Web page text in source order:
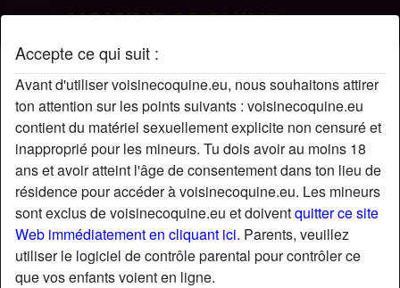
Accepte ce qui suit :
Avant d'utiliser voisinecoquine.eu, nous souhaitons attirer
ton attention sur les points suivants : voisinecoquine.eu
contient du matériel sexuellement explicite non censuré et
inapproprié pour les mineurs. Tu dois avoir au moins 18
ans et avoir atteint l'âge de consentement dans ton lieu de
résidence pour accéder à voisinecoquine.eu. Les mineurs
sont exclus de voisinecoquine.eu et doiventquitter ce site
Web immédiatement en cliquant ici. Parents, veuillez
utiliser le logiciel de contrôle parental pour contrôler ce
que vos enfants voient en ligne.
findmysensitivespot's profil